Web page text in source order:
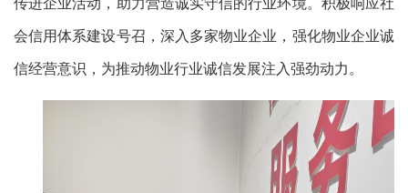
会信用体系建设号召，深入多家物业企业，强化物业企业诚
信经营意识，为推动物业行业诚信发展注入强劲动力。